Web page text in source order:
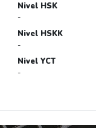
Nivel HSK
-
Nivel HSKK
-
Nivel YCT
-